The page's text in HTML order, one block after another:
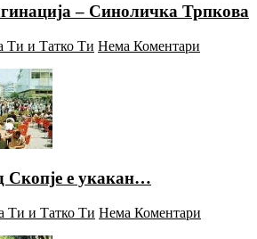
– Синоличка Трпкова
Ти и Татко Ти Нема Коментари
Скопје е укакан…
Ти и Татко Ти Нема Коментари